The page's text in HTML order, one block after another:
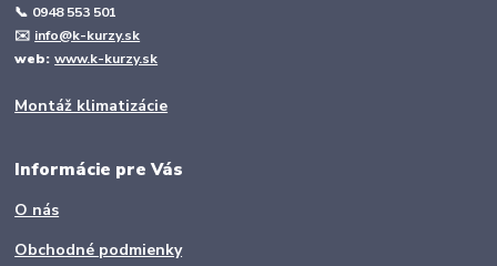
📞 0948 553 501
✉️ info@k-kurzy.sk
web:www.k-kurzy.sk
Montáž klimatizácie
Informácie pre Vás
O nás
Obchodné podmienky